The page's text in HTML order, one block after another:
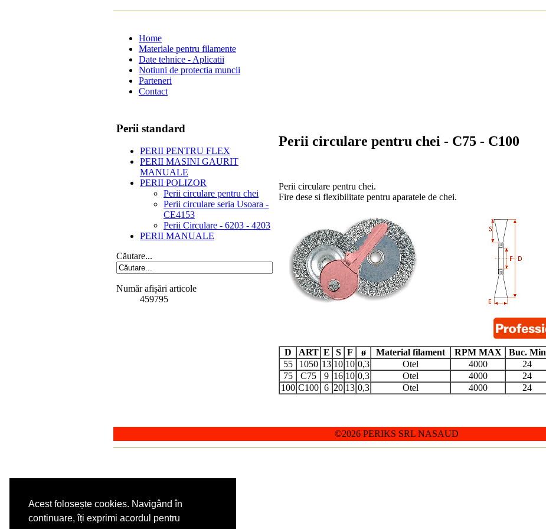
Acest folosește cookies. Navigând în
continuare, îți exprimi acordul pentru
Home
Materiale pentru filamente
Date tehnice - Aplicatii
Notiuni de protectia muncii
Parteneri
Contact
Perii standard
PERII PENTRU FLEX
PERII MASINI GAURIT
MANUALE
PERII POLIZOR
Perii circulare pentru chei
Perii circulare seria Usoara -
CE4153
Perii Circulare - 6203 - 4203
PERII MANUALE
Căutare...
Număr afișări articole
459795
Perii circulare pentru chei - C75 - C100
Perii circulare pentru chei.
Fire dese si flexibilitate pentru aparatele de chei.
D ART E S F ø Material filament RPM MAX Buc. Min
55
1050 13 10 10 0,3 Otel 4000 24
75
C75 9 16 10 0,3 Otel 4000 24
100 C100 6 20 13 0,3 Otel 4000 24
©2026 PERIKS SRL NASAUD